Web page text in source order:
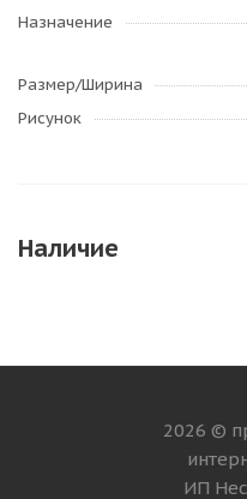
Назначение
Размер/Ширина
Рисунок
Наличие
2026 ©
ИП